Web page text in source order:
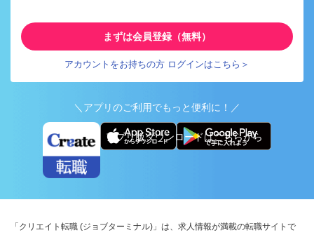
まずは会員登録（無料）
アカウントをお持ちの方 ログインはこちら＞
＼アプリのご利用でもっと便利に！／
アプリ版ダウンロードはこちらから
「クリエイト転職 (ジョブターミナル)」は、求人情報が満載の転職サイトで